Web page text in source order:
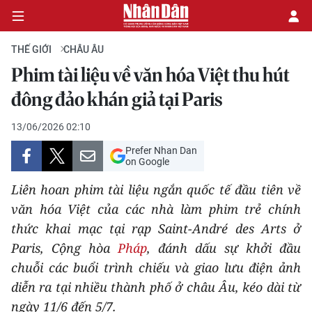
CHÍNH TRỊ
KINH TẾ
VĂN HÓA
XÃ HỘI
PHÁP LUẬT
DU LỊCH
THẾ GIỚI
THẾ GIỚI CHÂU ÂU
Phim tài liệu về văn hóa Việt thu hút
đông đảo khán giả tại Paris
13/06/2026 02:10
Prefer Nhan Dan
on Google
Liên hoan phim tài liệu ngắn quốc tế đầu tiên về
văn hóa Việt của các nhà làm phim trẻ chính
thức khai mạc tại rạp Saint-André des Arts ở
Paris, Cộng hòaPháp, đánh dấu sự khởi đầu
chuỗi các buổi trình chiếu và giao lưu điện ảnh
diễn ra tại nhiều thành phố ở châu Âu, kéo dài từ
ngày 11/6 đến 5/7.